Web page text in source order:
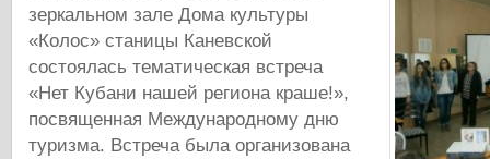
зеркальном зале Дома культуры
«Колос» станицы Каневской
состоялась тематическая встреча
«Нет Кубани нашей региона краше!»,
посвященная Международному дню
туризма. Встреча была организована